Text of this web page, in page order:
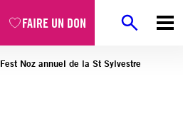
FAIRE UN DON
Fest Noz annuel de la St Sylvestre